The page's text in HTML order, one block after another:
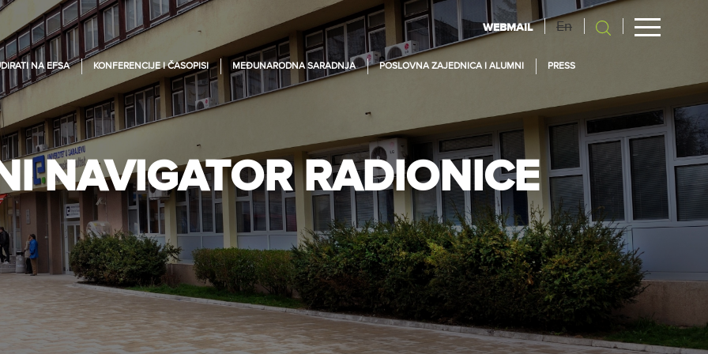
WEBMAIL En
NA EFSA KONFERENCIJE I ČASOPISI MEĐUNARODNA SARADNJA POSLOVNA ZAJEDNICA I ALUMNI PRESS
NAVIGATOR RADIONICE